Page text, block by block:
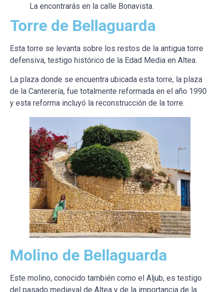
La encontrarás en la calle Bonavista.
Torre de Bellaguarda
Esta torre se levanta sobre los restos de la antigua torre
defensiva, testigo histórico de la Edad Media en Altea.
La plaza donde se encuentra ubicada esta torre, la plaza
de la Canterería, fue totalmente reformada en el año 1990
y esta reforma incluyó la reconstrucción de la torre.
Molino de Bellaguarda
Este molino, conocido también como el Aljub, es testigo
del pasado medieval de Altea y de la importancia de la